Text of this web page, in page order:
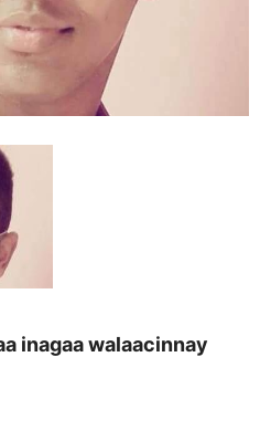
inagaa walaacinnay